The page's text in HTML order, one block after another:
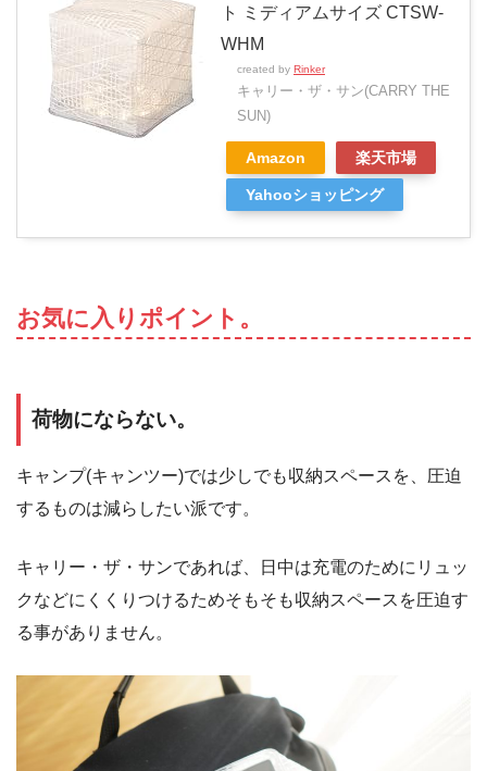
ト ミディアムサイズ CTSW-
WHM
created by Rinker
キャリー・ザ・サン(CARRY THE
SUN)
Amazon 楽天市場
Yahooショッピング
お気に入りポイント。
荷物にならない。
キャンプ(キャンツー)では少しでも収納スペースを、圧迫
するものは減らしたい派です。
キャリー・ザ・サンであれば、日中は充電のためにリュッ
クなどにくくりつけるためそもそも収納スペースを圧迫す
る事がありません。